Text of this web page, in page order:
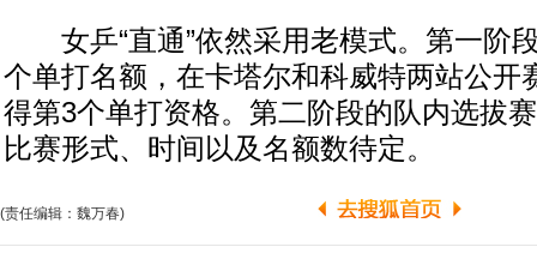
女乒“直通”依然采用老模式。第一阶段
个单打名额，在卡塔尔和科威特两站公开
得第3个单打资格。第二阶段的队内选拔
比赛形式、时间以及名额数待定。
(责任编辑：魏万春)